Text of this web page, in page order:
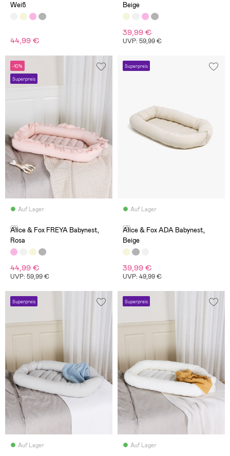
Weiß
44,99 €
Beige
39,99 €
UVP: 59,99 €
-10%
Superpreis
Auf Lager
(8)
Alice & Fox FREYA Babynest,
Rosa
44,99 €
UVP: 59,99 €
Superpreis
Auf Lager
(8)
Alice & Fox ADA Babynest,
Beige
39,99 €
UVP: 49,99 €
Superpreis
Auf Lager
Superpreis
Auf Lager